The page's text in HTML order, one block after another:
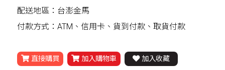
配送地區：台澎金馬
付款方式：ATM、信用卡、貨到付款、取貨付款
直接購買 加入購物車 加入收藏